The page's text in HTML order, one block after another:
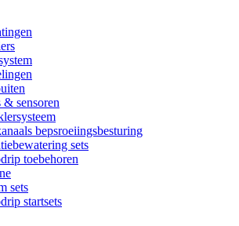
& sensoren
bepsroeiingsbesturing
sets
toebehoren
sets
startsets